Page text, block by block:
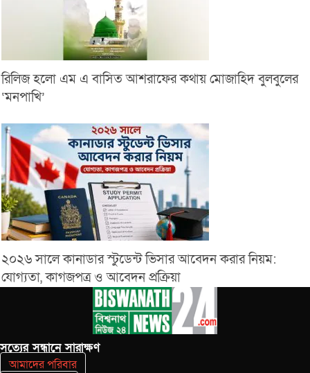
রিলিজ হলো এম এ বাসিত আশরাফের কথায় মোজাহিদ বুলবুলের
‘মনপাখি’
২০২৬ সালে কানাডার স্টুডেন্ট ভিসার আবেদন করার নিয়ম:
যোগ্যতা, কাগজপত্র ও আবেদন প্রক্রিয়া
সত‌্যের সন্ধানে সারাক্ষণ
আমাদের পরিবার